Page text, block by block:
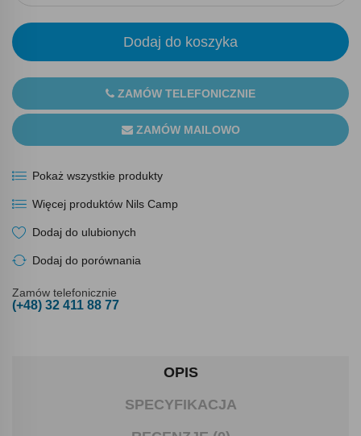
Dodaj do koszyka
ZAMÓW TELEFONICZNIE
ZAMÓW MAILOWO
Pokaż wszystkie produkty
Więcej produktów Nils Camp
Dodaj do ulubionych
Dodaj do porównania
Zamów telefonicznie
(+48) 32 411 88 77
OPIS
SPECYFIKACJA